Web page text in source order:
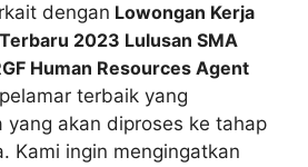
dengan Lowongan Kerja
2023 Lulusan SMA
Human Resources Agent
terbaik yang
yang akan diproses ke tahap
Kami ingin mengingatkan